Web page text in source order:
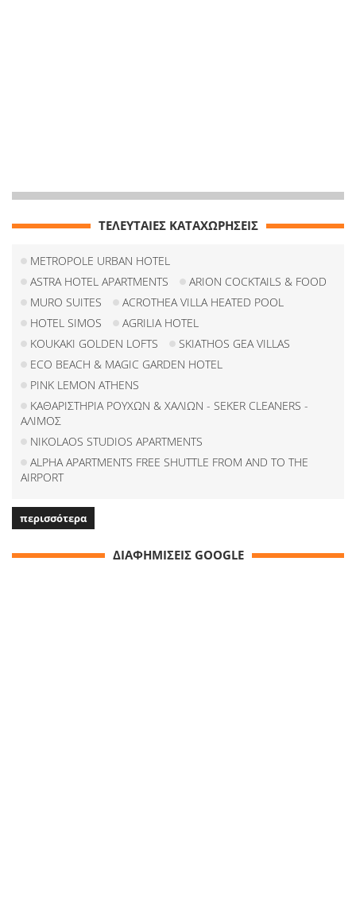
ΤΕΛΕΥΤΑΙΕΣ ΚΑΤΑΧΩΡΗΣΕΙΣ
METROPOLE URBAN HOTEL
ASTRA HOTEL APARTMENTS
ARION COCKTAILS & FOOD
MURO SUITES
ACROTHEA VILLA HEATED POOL
HOTEL SIMOS
AGRILIA HOTEL
KOUKAKI GOLDEN LOFTS
SKIATHOS GEA VILLAS
ECO BEACH & MAGIC GARDEN HOTEL
PINK LEMON ATHENS
ΚΑΘΑΡΙΣΤΗΡΙΑ ΡΟΥΧΩΝ & ΧΑΛΙΩΝ - SEKER CLEANERS -
ΑΛΙΜΟΣ
NIKOLAOS STUDIOS APARTMENTS
ALPHA APARTMENTS FREE SHUTTLE FROM AND TO THE
AIRPORT
περισσότερα
ΔΙΑΦΗΜΙΣΕΙΣ GOOGLE